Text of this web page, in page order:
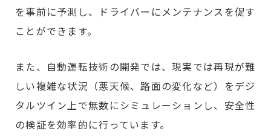
を事前に予測し、ドライバーにメンテナンスを促す
ことができます。
また、自動運転技術の開発では、現実では再現が難
しい複雑な状況（悪天候、路面の変化など）をデジ
タルツイン上で無数にシミュレーションし、安全性
の検証を効率的に行っています。